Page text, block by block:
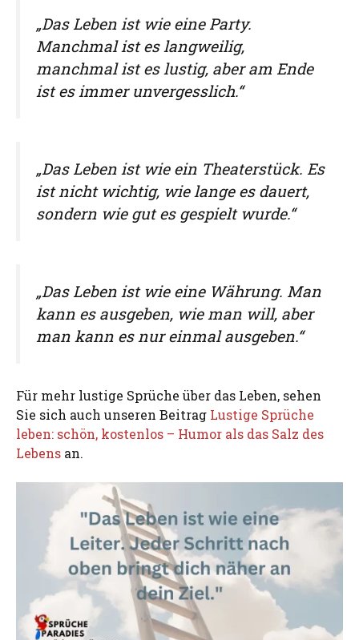
„Das Leben ist wie eine Party.
Manchmal ist es langweilig,
manchmal ist es lustig, aber am Ende
ist es immer unvergesslich.“
„Das Leben ist wie ein Theaterstück. Es
ist nicht wichtig, wie lange es dauert,
sondern wie gut es gespielt wurde.“
„Das Leben ist wie eine Währung. Man
kann es ausgeben, wie man will, aber
man kann es nur einmal ausgeben.“
Für mehr lustige Sprüche über das Leben, sehen
Sie sich auch unseren Beitrag Lustige Sprüche
leben: schön, kostenlos – Humor als das Salz des
Lebens an.